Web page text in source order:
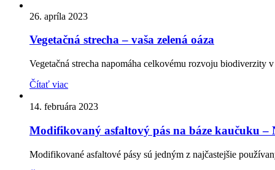
26. apríla 2023
Vegetačná strecha – vaša zelená oáza
Vegetačná strecha napomáha celkovému rozvoju biodiverzity
Čítať viac
14. februára 2023
Modifikovaný asfaltový pás na báze kaučuku –
Modifikované asfaltové pásy sú jedným z najčastejšie